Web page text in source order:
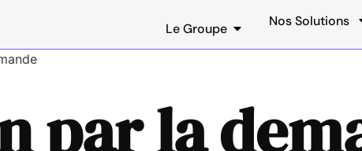
Le Groupe Nos Solutions
par la